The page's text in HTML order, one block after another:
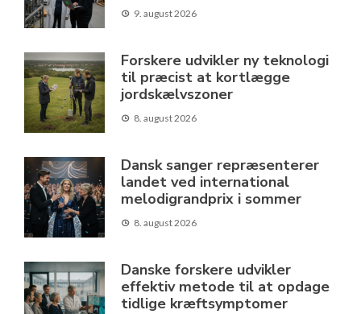
9. august 2026
Forskere udvikler ny teknologi
til præcist at kortlægge
jordskælvszoner
8. august 2026
Dansk sanger repræsenterer
landet ved international
melodigrandprix i sommer
8. august 2026
Danske forskere udvikler
effektiv metode til at opdage
tidlige kræftsymptomer